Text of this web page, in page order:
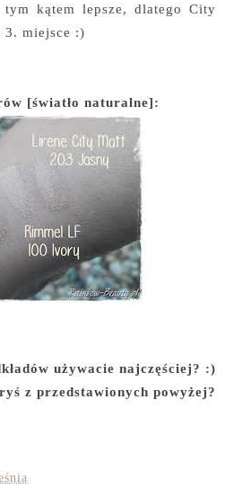
kątem lepsze, dlatego City
3. miejsce :)
[światło naturalne]:
używacie najczęściej? :)
z przedstawionych powyżej?